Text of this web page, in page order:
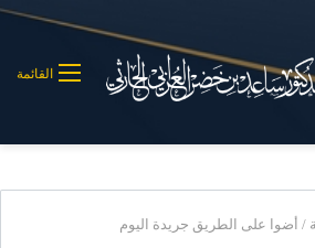
القائمة
/ أضوا على الطريق جريدة اليوم